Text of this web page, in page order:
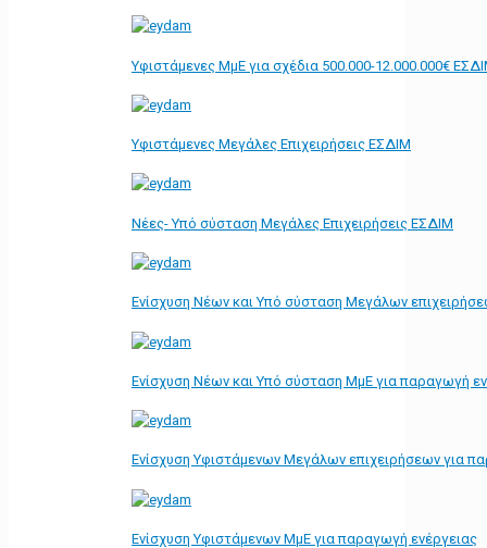
Υφιστάμενες ΜμΕ για σχέδια 500.000-12.000.000€
Υφιστάμενες Μεγάλες Επιχειρήσεις ΕΣΔΙΜ
Νέες- Υπό σύσταση Μεγάλες Επιχειρήσεις ΕΣΔΙΜ
Ενίσχυση Νέων και Υπό σύσταση Μεγάλων
Ενίσχυση Νέων και Υπό σύσταση ΜμΕ για παραγωγή
Ενίσχυση Υφιστάμενων Μεγάλων επιχειρήσεων για
Ενίσχυση Υφιστάμενων ΜμΕ για παραγωγή ενέργειας